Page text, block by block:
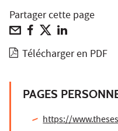
Partager cette page
Télécharger en PDF
PAGES
https://